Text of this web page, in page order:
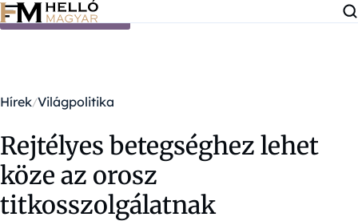
Ugrás a tartalomra
Hírek Világpolitika
Rejtélyes betegséghez lehet
köze az orosz
titkosszolgálatnak